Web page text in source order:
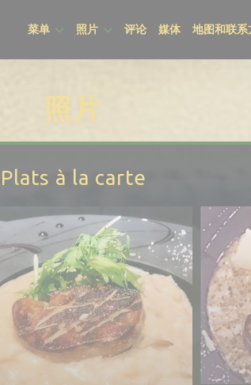
菜单 照片 评论 媒体 地图和联系
照片
Plats à la carte